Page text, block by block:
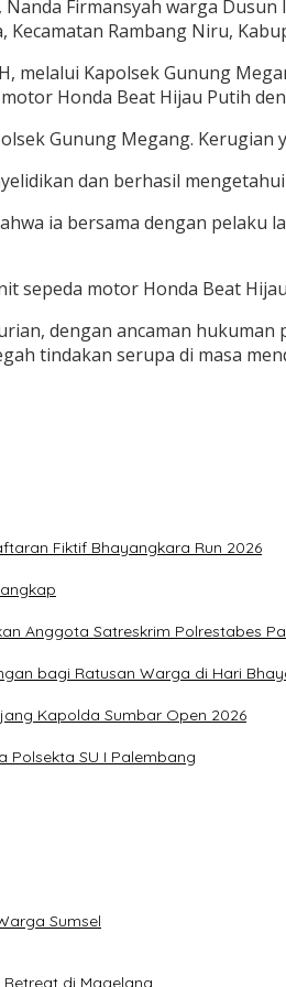
Firmansyah warga
Rambang Niru,
melalui Kapolsek Gunung
Honda Beat Hijau Putih
Gunung Megang.
dan berhasil
ia bersama dengan
sepeda motor Honda Beat
dengan ancaman
tindakan serupa di masa
Fiktif Bhayangkara Run 2026
Anggota Satreskrim Polrestabes
bagi Ratusan Warga di Hari
Kapolda Sumbar Open 2026
Polsekta SU I Palembang
Sumsel
di Magelang